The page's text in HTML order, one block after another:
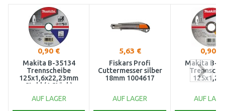
0,90 €
Makita B-35134
Trennscheibe
125x1,6x22,23mm
Stahl (1 Stück)
AUF LAGER
5,63 €
Fiskars Profi
Cuttermesser silber
18mm 1004617
AUF LAGER
0,90 €
Makita B-
AUF